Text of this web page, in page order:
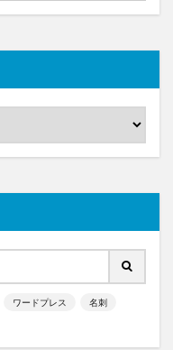
ワードプレス 名刺